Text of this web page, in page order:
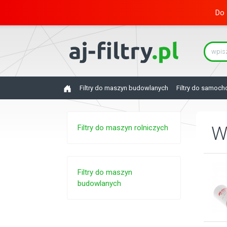
Do
Filtry do maszyn budowlanych Filtry do
Filtry do maszyn rolniczych
Filtry do maszyn
budowlanych